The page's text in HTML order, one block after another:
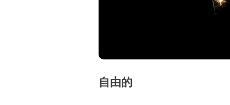
自由的